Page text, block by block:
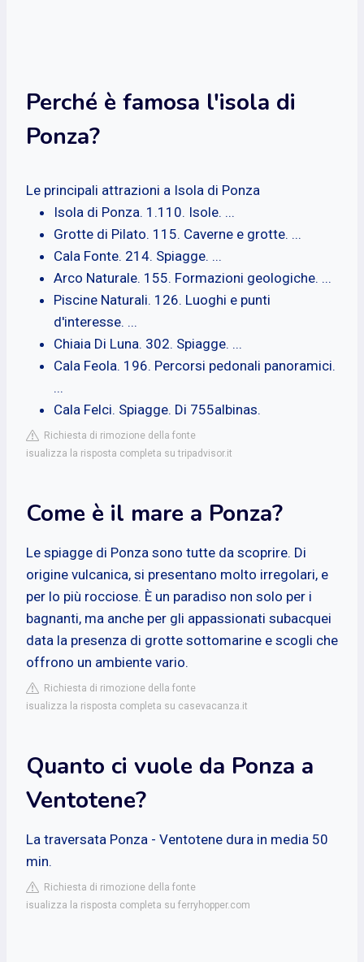
Perché è famosa l'isola di
Ponza?
Le principali attrazioni a Isola di Ponza
Isola di Ponza. 1.110. Isole. ...
Grotte di Pilato. 115. Caverne e grotte. ...
Cala Fonte. 214. Spiagge. ...
Arco Naturale. 155. Formazioni geologiche. ...
Piscine Naturali. 126. Luoghi e punti
d'interesse. ...
Chiaia Di Luna. 302. Spiagge. ...
Cala Feola. 196. Percorsi pedonali panoramici.
...
Cala Felci. Spiagge. Di 755albinas.
Richiesta di rimozione della fonte
isualizza la risposta completa su tripadvisor.it
Come è il mare a Ponza?
Le spiagge di Ponza sono tutte da scoprire. Di
origine vulcanica, si presentano molto irregolari, e
per lo più rocciose. È un paradiso non solo per i
bagnanti, ma anche per gli appassionati subacquei
data la presenza di grotte sottomarine e scogli che
offrono un ambiente vario.
Richiesta di rimozione della fonte
isualizza la risposta completa su casevacanza.it
Quanto ci vuole da Ponza a
Ventotene?
La traversata Ponza - Ventotene dura in media 50
min.
Richiesta di rimozione della fonte
isualizza la risposta completa su ferryhopper.com